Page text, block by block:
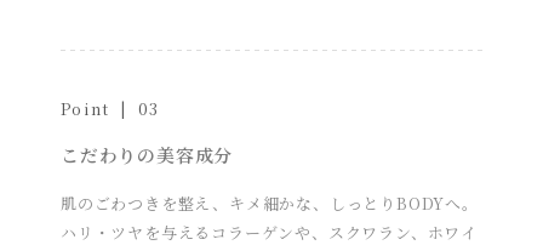
Point | 03
こだわりの美容成分
肌のごわつきを整え、キメ細かな、しっとりBODYへ。
ハリ・ツヤを与えるコラーゲンや、スクワラン、ホワイ